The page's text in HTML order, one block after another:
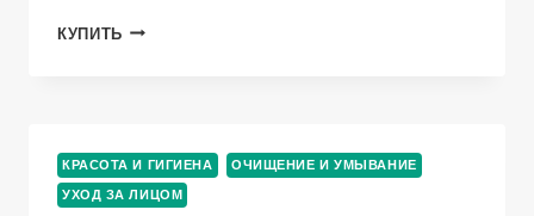
КУПИТЬ ЛОСЬОН
КРАСОТА И ГИГИЕНА ОЧИЩЕНИЕ И УМЫВАНИЕ
УХОД ЗА ЛИЦОМ